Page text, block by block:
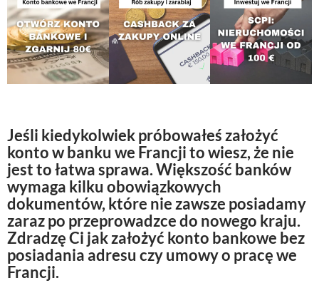
Jeśli kiedykolwiek próbowałeś założyć
konto w banku we Francji to wiesz, że nie
jest to łatwa sprawa. Większość banków
wymaga kilku obowiązkowych
dokumentów, które nie zawsze posiadamy
zaraz po przeprowadzce do nowego kraju.
Zdradzę Ci jak założyć konto bankowe bez
posiadania adresu czy umowy o pracę we
Francji.